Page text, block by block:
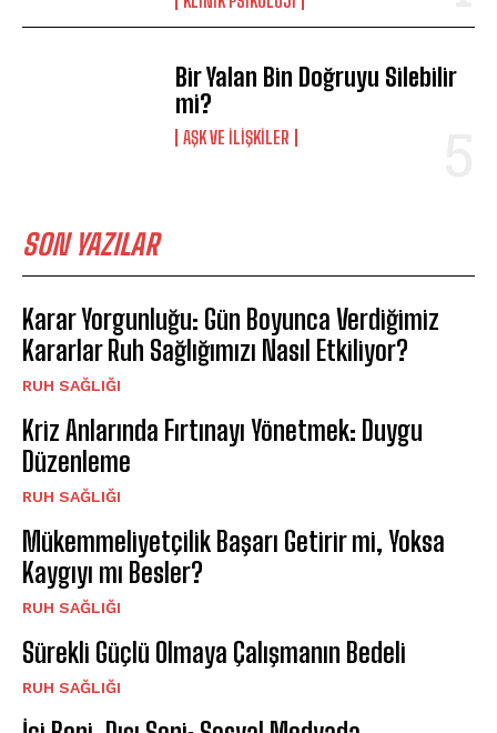
Bir Yalan Bin Doğruyu Silebilir
mi?
AŞK VE İLIŞKILER
SON YAZILAR
Karar Yorgunluğu: Gün Boyunca Verdiğimiz
Kararlar Ruh Sağlığımızı Nasıl Etkiliyor?
⁠RUH SAĞLIĞI
Kriz Anlarında Fırtınayı Yönetmek: Duygu
Düzenleme
⁠RUH SAĞLIĞI
Mükemmeliyetçilik Başarı Getirir mi, Yoksa
Kaygıyı mı Besler?
⁠RUH SAĞLIĞI
Sürekli Güçlü Olmaya Çalışmanın Bedeli
⁠RUH SAĞLIĞI